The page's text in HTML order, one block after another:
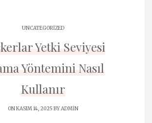
UNCATEGORIZED
Yetki Seviyesi
Yöntemini Nasıl
Kullanır
ON KASIM 14, 2025 BYADMIN